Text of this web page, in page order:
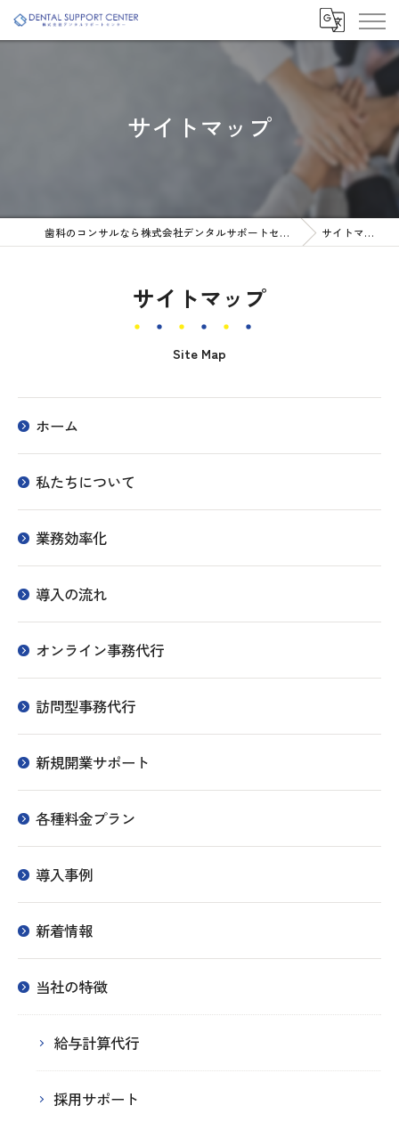
サイトマップ
歯科のコンサルなら株式会社デンタルサポートセンター サイトマップ
Site Map
サイトマップ
ホーム
私たちについて
業務効率化
導入の流れ
オンライン事務代行
訪問型事務代行
新規開業サポート
各種料金プラン
導入事例
新着情報
当社の特徴
給与計算代行
採用サポート